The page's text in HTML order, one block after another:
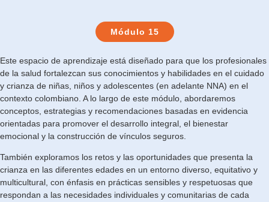
Módulo 15
Este espacio de aprendizaje está diseñado para que los profesionales
de la salud fortalezcan sus conocimientos y habilidades en el cuidado
y crianza de niñas, niños y adolescentes (en adelante NNA) en el
contexto colombiano. A lo largo de este módulo, abordaremos
conceptos, estrategias y recomendaciones basadas en evidencia
orientadas para promover el desarrollo integral, el bienestar
emocional y la construcción de vínculos seguros.
También exploramos los retos y las oportunidades que presenta la
crianza en las diferentes edades en un entorno diverso, equitativo y
multicultural, con énfasis en prácticas sensibles y respetuosas que
respondan a las necesidades individuales y comunitarias de cada